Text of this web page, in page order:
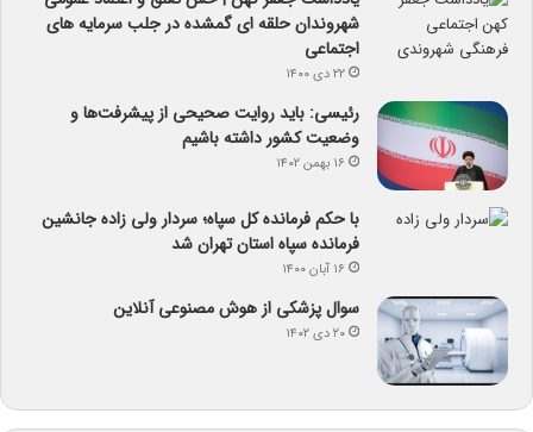
شهروندان حلقه ای گمشده در جلب سرمایه های
اجتماعی
۲۲ دی ۱۴۰۰
رئیسی: باید روایت صحیحی از پیشرفت‌ها و
وضعیت کشور داشته باشیم
۱۶ بهمن ۱۴۰۲
با حکم فرمانده کل سپاه؛ سردار ولی زاده جانشین
فرمانده سپاه استان تهران شد
۱۶ آبان ۱۴۰۰
سوال پزشکی از هوش مصنوعی آنلاین
۲۰ دی ۱۴۰۲